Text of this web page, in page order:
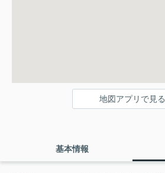
地図アプリで見る
基本情報